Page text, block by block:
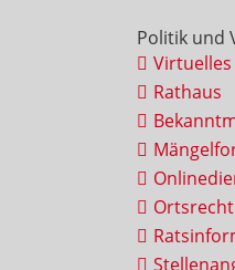
Politik und
Virtuelles
Rathaus
Ortsrecht